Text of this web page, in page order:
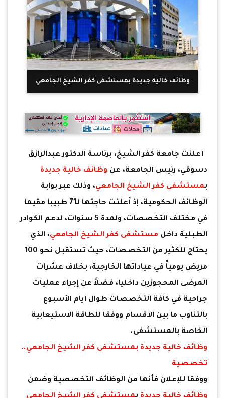
وظائف خالية جديدة بمستشفى كفر الشيخ الجامعي
أعلنت جامعة كفر الشيخ، برئاسة الدكتور عبدالرازق
دسوقي، رئيس الجامعة، عن وظائف خالية جديدة
بمستشفى كفر الشيخ الجامعي، وذلك عبر بوابة
الوظائف الحكومية، إذ أعلنت حاجتها لـ71 طبيبا مقيما
في مختلف التخصصات، ولمدة 5 سنوات، لدعم الكوادر
الطبلية داخل مستشفى كفر الشيخ الجامعي، الذي
يحتاج للكثير من التخصصات، حيث تستقبل نحو 100
مريض يومياً في عياداتها الخارجية، بخلاف عشرات
المرضى المحجوزين داخليا، فضلاً عن إجراء عمليات
جراحية في كافة التخصصات طوال أيام الأسبوع
بالتناوب ما بين الأقسام ووفقا للطاقة الاستيعابية
الخاصة بالمستشفى.
وظائف خالية جديدة بمستشفى كفر الشيخ الجامعي..
تخصصية
ووفقا للإعلان فأنها من الوظائف التخصصية وضمن